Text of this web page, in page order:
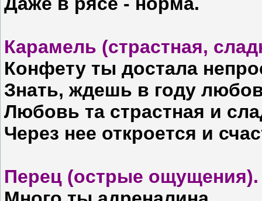
Карамель (страстная,
Конфету ты достала
Знать, ждешь в году
Любовь та страстная и
Через нее откроется и
Перец (острые ощущения).